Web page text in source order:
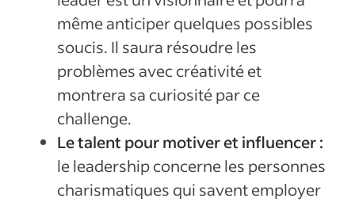
même anticiper quelques possibles
soucis. Il saura résoudre les
problèmes avec créativité et
montrera sa curiosité par ce
challenge.
Le talent pour motiver et influencer :
le leadership concerne les personnes
charismatiques qui savent employer